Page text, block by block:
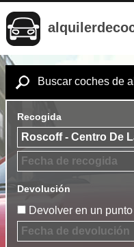
Buscar coches de
Recogida
Devolución
Devolver en un